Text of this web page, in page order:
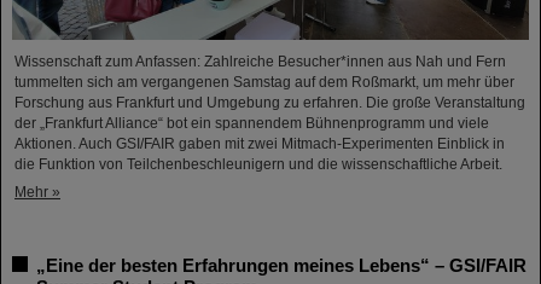
Wissenschaft zum Anfassen: Zahlreiche Besucher*innen aus Nah und Fern
tummelten sich am vergangenen Samstag auf dem Roßmarkt, um mehr über
Forschung aus Frankfurt und Umgebung zu erfahren. Die große Veranstaltung
der „Frankfurt Alliance“ bot ein spannendem Bühnenprogramm und viele
Aktionen. Auch GSI/FAIR gaben mit zwei Mitmach-Experimenten Einblick in
die Funktion von Teilchenbeschleunigern und die wissenschaftliche Arbeit.
Mehr »
„Eine der besten Erfahrungen meines Lebens“ – GSI/FAIR